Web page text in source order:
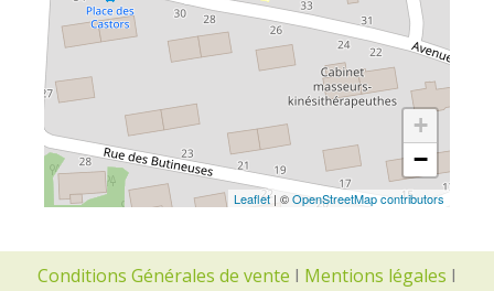
+
−
Leaflet| ©OpenStreetMap contributors
Conditions Générales de vente I Mentions légales I